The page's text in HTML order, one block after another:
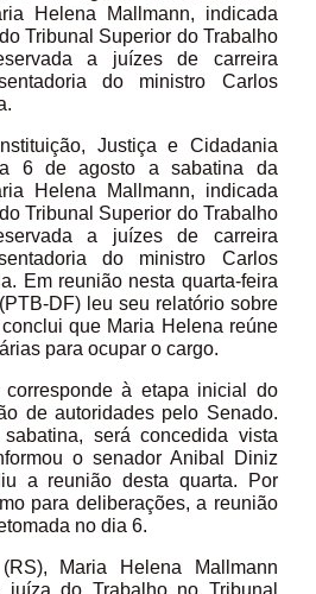
Helena Mallmann, indicada
Tribunal Superior do Trabalho
a juízes de carreira
do ministro Carlos
Justiça e Cidadania
6 de agosto a sabatina da
Helena Mallmann, indicada
Tribunal Superior do Trabalho
a juízes de carreira
do ministro Carlos
Em reunião nesta quarta-feira
DF) leu seu relatório sobre
que Maria Helena reúne
para ocupar o cargo.
à etapa inicial do
de autoridades pelo Senado.
será concedida vista
o senador Anibal Diniz
a reunião desta quarta. Por
para deliberações, a reunião
no dia 6.
Maria Helena Mallmann
do Trabalho no Tribunal